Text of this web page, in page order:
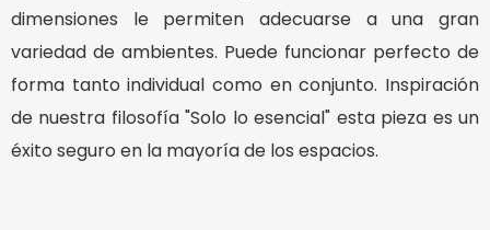
dimensiones le permiten adecuarse a una gran
variedad de ambientes. Puede funcionar perfecto de
forma tanto individual como en conjunto. Inspiración
de nuestra filosofía "Solo lo esencial" esta pieza es un
éxito seguro en la mayoría de los espacios.